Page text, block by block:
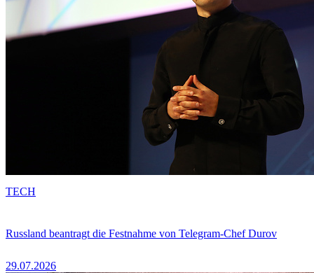
Russland beantragt die Festnahme von Telegram-Chef Durov
29.07.2026
TECH